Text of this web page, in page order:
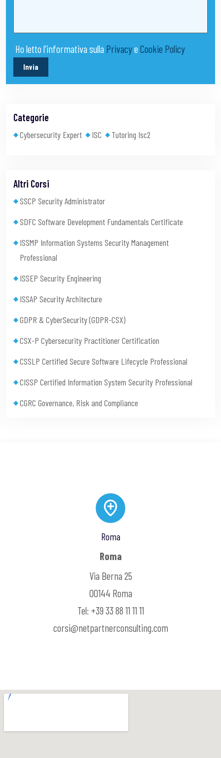
Ho letto l'informativa sulla PrivacyeCookie Policy
Invia
Categorie
Cybersecurity Expert ISC Tutoring Isc2
Altri Corsi
SSCP Security Administrator
SDFC Software Development Fundamentals Certificate
ISSMP Information Systems Security Management
Professional
ISSEP Security Engineering
ISSAP Security Architecture
GDPR & CyberSecurity (GDPR-CSX)
CSX-P Cybersecurity Practitioner Certification
CSSLP Certified Secure Software Lifecycle Professional
CISSP Certified Information System Security Professional
CGRC Governance, Risk and Compliance
Roma
Roma
Via Berna 25
00144 Roma
Tel: +39 33 88 11 11 11
corsi@netpartnerconsulting.com